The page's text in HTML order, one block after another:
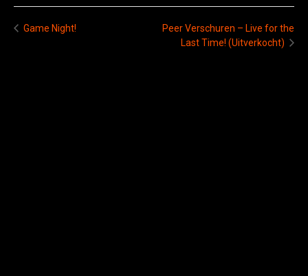
Game Night!
Peer Verschuren – Live for the
Last Time! (Uitverkocht)